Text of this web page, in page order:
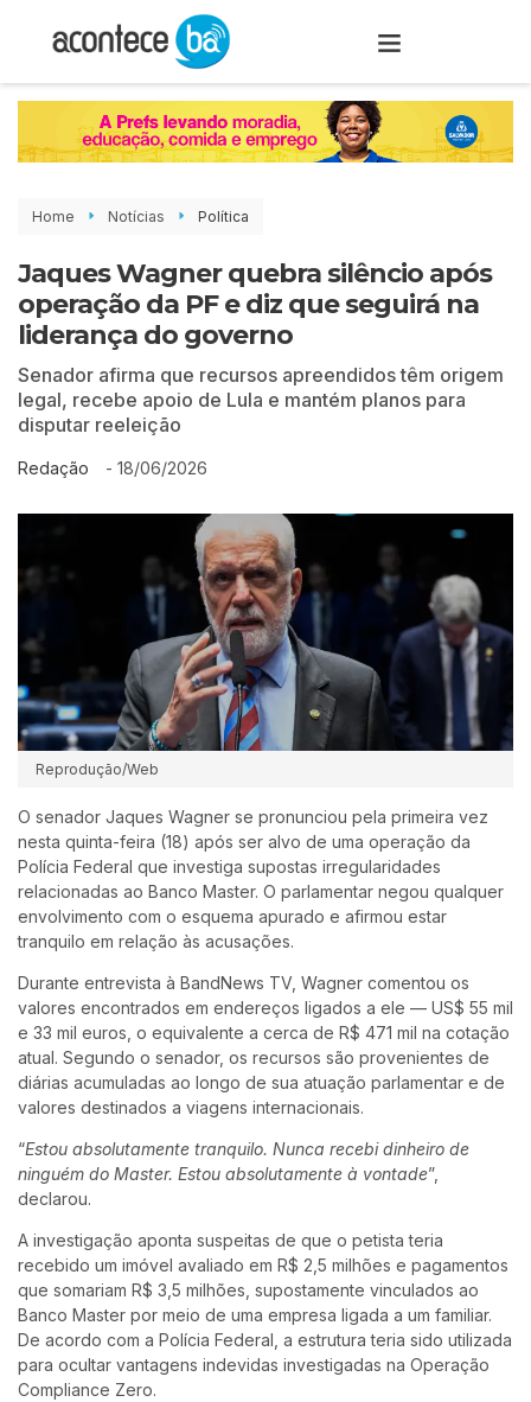
Home Notícias Política
Jaques Wagner quebra silêncio após
operação da PF e diz que seguirá na
liderança do governo
Senador afirma que recursos apreendidos têm origem
legal, recebe apoio de Lula e mantém planos para
disputar reeleição
Redação - 18/06/2026
Reprodução/Web
O senador Jaques Wagner se pronunciou pela primeira vez
nesta quinta-feira (18) após ser alvo de uma operação da
Polícia Federal que investiga supostas irregularidades
relacionadas ao Banco Master. O parlamentar negou qualquer
envolvimento com o esquema apurado e afirmou estar
tranquilo em relação às acusações.
Durante entrevista à BandNews TV, Wagner comentou os
valores encontrados em endereços ligados a ele — US$ 55 mil
e 33 mil euros, o equivalente a cerca de R$ 471 mil na cotação
atual. Segundo o senador, os recursos são provenientes de
diárias acumuladas ao longo de sua atuação parlamentar e de
valores destinados a viagens internacionais.
“Estou absolutamente tranquilo. Nunca recebi dinheiro de
ninguém do Master. Estou absolutamente à vontade”,
declarou.
A investigação aponta suspeitas de que o petista teria
recebido um imóvel avaliado em R$ 2,5 milhões e pagamentos
que somariam R$ 3,5 milhões, supostamente vinculados ao
Banco Master por meio de uma empresa ligada a um familiar.
De acordo com a Polícia Federal, a estrutura teria sido utilizada
para ocultar vantagens indevidas investigadas na Operação
Compliance Zero.